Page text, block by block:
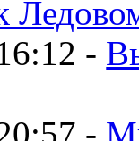
-
-